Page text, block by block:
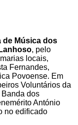
de Música dos
, pelo
locais,
Fernandes,
Povoense. Em
Voluntários da
dos
António
no edificado